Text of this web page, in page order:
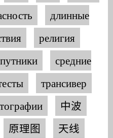
длинные
религия
средние
трансивер
中波
原理图
天线